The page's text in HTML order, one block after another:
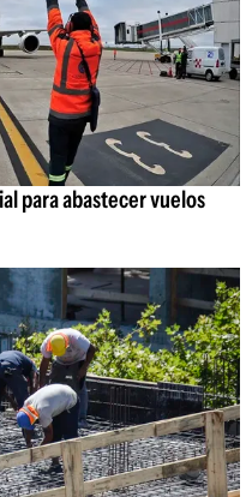
para abastecer vuelos